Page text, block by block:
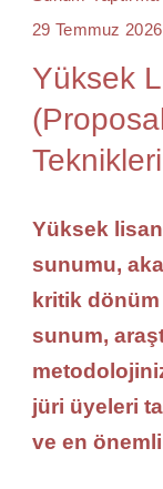
29 Temmuz 2026
Yüksek
Yüksek
sunumu,
kritik dönüm
sunum,
jüri üyeleri
ve en